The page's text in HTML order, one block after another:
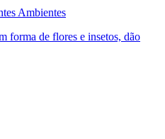
Ambientes
forma de flores e insetos, dão